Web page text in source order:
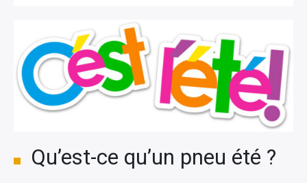
Qu’est-ce qu’un pneu été ?